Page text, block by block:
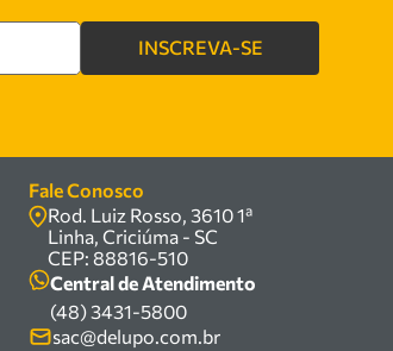
INSCREVA-SE
Fale Conosco
Rod. Luiz Rosso, 3610 1ª
Linha, Criciúma - SC
CEP: 88816-510
Central de Atendimento
(48) 3431-5800
sac@delupo.com.br